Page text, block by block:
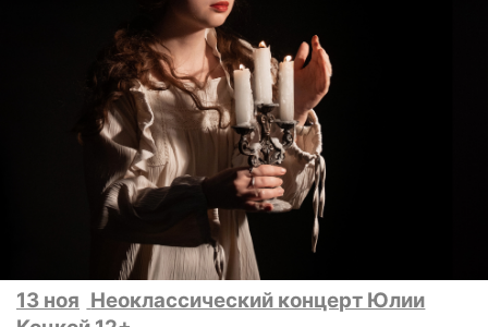
13 ноя Неоклассический концерт Юлии